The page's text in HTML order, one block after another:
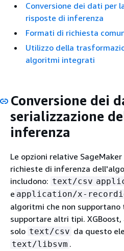
Conversione dei dati per
risposte di inferenza
Formati di richiesta
Utilizzo della
algoritmi integrati
Conversione dei
serializzazione
inferenza
Le opzioni relative
richieste di inferenza
includono: text/csv
e application/x-
algoritmi che non
supportare altri tipi.
solo text/csv da questo
text/libsvm .